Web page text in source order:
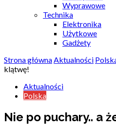
Wyprawowe
Technika
Elektronika
Użytkowe
Gadżety
Strona głównaAktualności
klątwę!
Aktualności
Polska
Nie po puchary.. a